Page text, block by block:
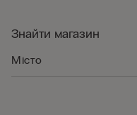
Знайти магазин